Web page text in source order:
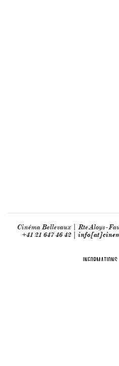
Cinéma Bellevaux | Rte Aloys-
+41 21 647 46 42 |
INFORMATIONS